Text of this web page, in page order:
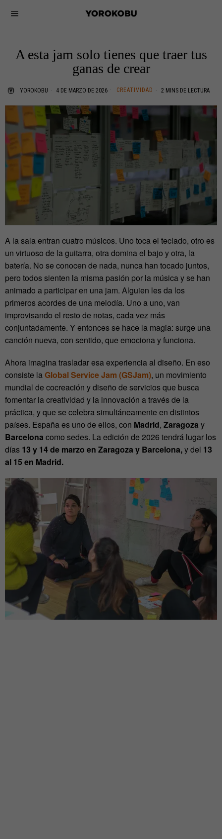
A esta jam solo tienes que traer tus
ganas de crear
YOROKOBU 4 DE MARZO DE 2026 CREATIVIDAD 2 MINS DE LECTURA
A la sala entran cuatro músicos. Uno toca el teclado, otro es
un virtuoso de la guitarra, otra domina el bajo y otra, la
batería. No se conocen de nada, nunca han tocado juntos,
pero todos sienten la misma pasión por la música y se han
animado a participar en una jam. Alguien les da los
primeros acordes de una melodía. Uno a uno, van
improvisando el resto de notas, cada vez más
conjuntadamente. Y entonces se hace la magia: surge una
canción nueva, con sentido, que emociona y funciona.
Ahora imagina trasladar esa experiencia al diseño. En eso
consiste laGlobal Service Jam (GSJam), un movimiento
mundial de cocreación y diseño de servicios que busca
fomentar la creatividad y la innovación a través de la
práctica, y que se celebra simultáneamente en distintos
países. España es uno de ellos, con Madrid, Zaragoza y
Barcelona como sedes. La edición de 2026 tendrá lugar los
días 13 y 14 de marzo en Zaragoza y Barcelona,y del 13
al 15 en Madrid.